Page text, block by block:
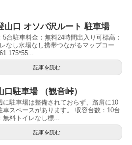
山口 オソバ沢ルート 駐車場
5台駐車料金：無料24時間出入り可標高：
なし水場なし携帯つながるマップコー
175*55...
記事を読む
口駐車場 （観音峠）
に駐車場は整備されておらず、路肩に10
車スペースがあります。 収容台数：10台
無料トイレなし標...
記事を読む